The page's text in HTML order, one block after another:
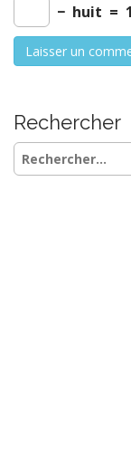
− huit = 1
Rechercher
Rechercher :